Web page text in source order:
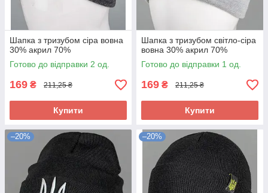
Шапка з тризубом сіра вовна
30% акрил 70%
Готово до відправки 2 од.
169 ₴ 211,25 ₴
Купити
Шапка з тризубом світло-сіра
вовна 30% акрил 70%
Готово до відправки 1 од.
169 ₴ 211,25 ₴
Купити
–20% –20%